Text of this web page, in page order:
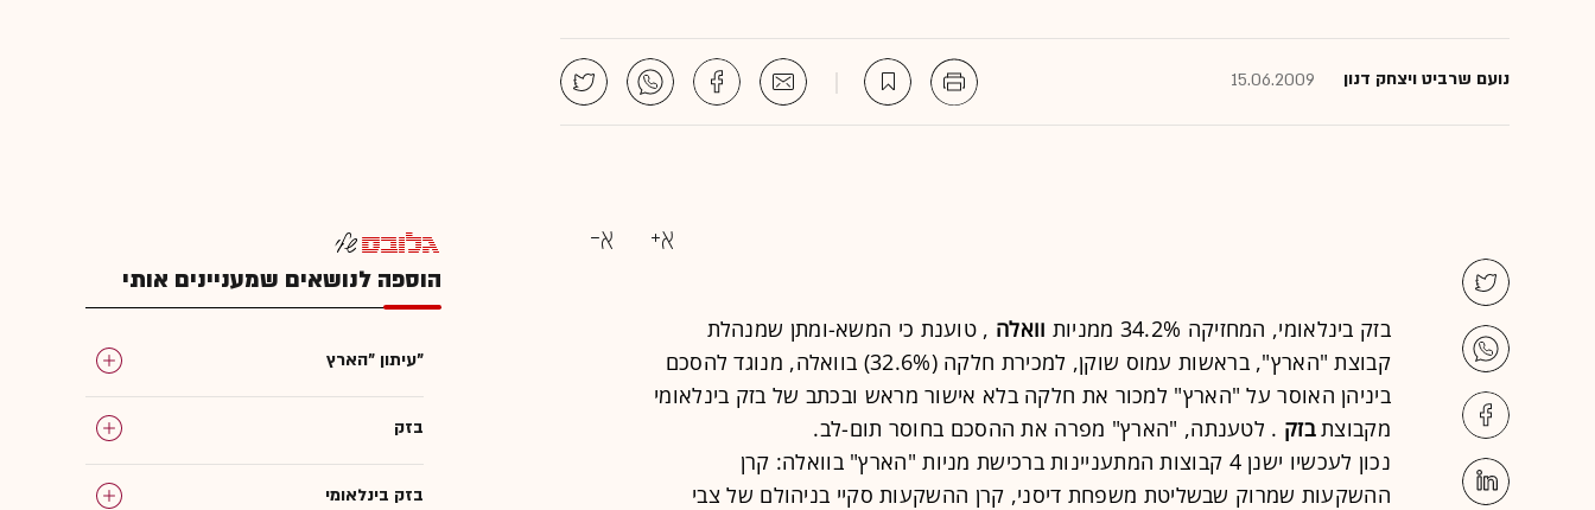
נועם שרביט ויצחק דנון 15.06.2009
בזק בינלאומי, המחזיקה 34.2% ממניות וואלה , טוענת כי המשא-ומתן שמנהלת
קבוצת "הארץ", בראשות עמוס שוקן, למכירת חלקה (32.6%) בוואלה, מנוגד להסכם
ביניהן האוסר על "הארץ" למכור את חלקה בלא אישור מראש ובכתב של בזק בינלאומי
מקבוצתבזק . לטענתה, "הארץ" מפרה את ההסכם בחוסר תום-לב.
נכון לעכשיו ישנן 4 קבוצות המתעניינות ברכישת מניות "הארץ" בוואלה: קרן
ההשקעות שמרוק שבשליטת משפחת דיסני, קרן ההשקעות סקיי בניהולם של צבי
הוספה לנושאים שמעניינים אותי
עיתון "הארץ"
בזק
בזק בינלאומי